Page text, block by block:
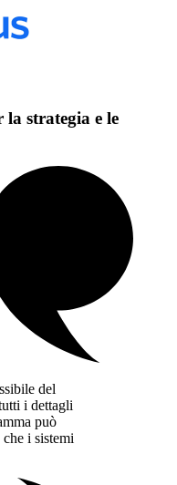
la strategia e le
del
i dettagli
può
i sistemi